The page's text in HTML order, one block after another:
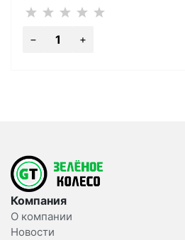
Компания
О компании
Новости